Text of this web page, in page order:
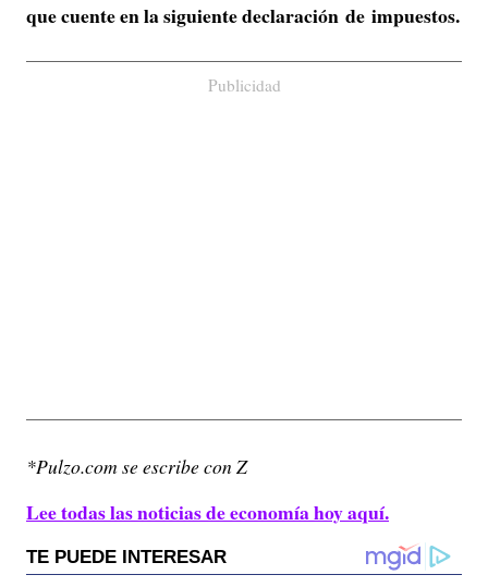
que cuente en la siguiente declaración de impuestos.
Publicidad
*Pulzo.com se escribe con Z
Lee todas las noticias de economía hoy aquí.